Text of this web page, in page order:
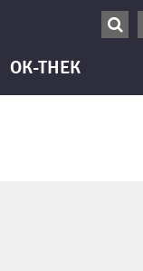

OK-THEK